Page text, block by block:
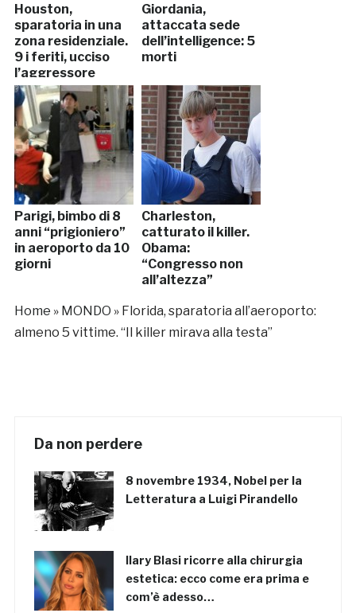
Houston,
sparatoria in una
zona residenziale.
9 i feriti, ucciso
l’aggressore
Giordania,
attaccata sede
dell’intelligence: 5
morti
Parigi, bimbo di 8
anni “prigioniero”
in aeroporto da 10
giorni
Charleston,
catturato il killer.
Obama:
“Congresso non
all’altezza”
Home » MONDO » Florida, sparatoria all’aeroporto:
almeno 5 vittime. “Il killer mirava alla testa”
Da non perdere
8 novembre 1934, Nobel per la
Letteratura a Luigi Pirandello
Ilary Blasi ricorre alla chirurgia
estetica: ecco come era prima e
com’è adesso…